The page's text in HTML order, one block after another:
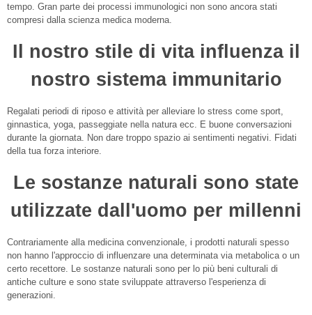
tempo. Gran parte dei processi immunologici non sono ancora stati
compresi dalla scienza medica moderna.
Il nostro stile di vita influenza il
nostro sistema immunitario
Regalati periodi di riposo e attività per alleviare lo stress come sport,
ginnastica, yoga, passeggiate nella natura ecc. E buone conversazioni
durante la giornata. Non dare troppo spazio ai sentimenti negativi. Fidati
della tua forza interiore.
Le sostanze naturali sono state
utilizzate dall'uomo per millenni
Contrariamente alla medicina convenzionale, i prodotti naturali spesso
non hanno l'approccio di influenzare una determinata via metabolica o un
certo recettore. Le sostanze naturali sono per lo più beni culturali di
antiche culture e sono state sviluppate attraverso l'esperienza di
generazioni.